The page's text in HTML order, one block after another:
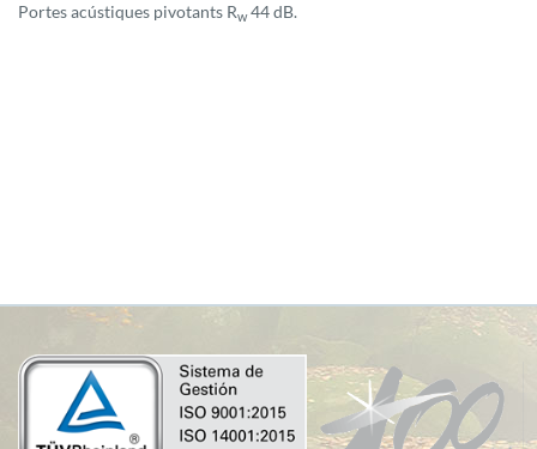
Portes acústiques pivotants Rw44 dB.